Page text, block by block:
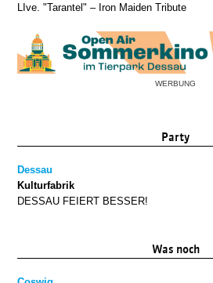
LIve. "Tarantel" – Iron Maiden Tribute
WERBUNG
Party
Dessau
Kulturfabrik
DESSAU FEIERT BESSER!
Was noch